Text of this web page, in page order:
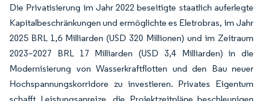
Die Privatisierung im Jahr 2022 beseitigte staatlich auferlegte
Kapitalbeschränkungen und ermöglichte es Eletrobras, im Jahr
2025 BRL 1,6 Milliarden (USD 320 Millionen) und im Zeitraum
2023–2027 BRL 17 Milliarden (USD 3,4 Milliarden) in die
Modernisierung von Wasserkraftflotten und den Bau neuer
Hochspannungskorridore zu investieren. Privates Eigentum